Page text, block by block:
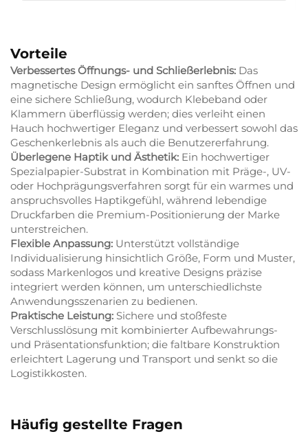
Vorteile
Verbessertes Öffnungs- und Schließerlebnis: Das
magnetische Design ermöglicht ein sanftes Öffnen und
eine sichere Schließung, wodurch Klebeband oder
Klammern überflüssig werden; dies verleiht einen
Hauch hochwertiger Eleganz und verbessert sowohl das
Geschenkerlebnis als auch die Benutzererfahrung.
Überlegene Haptik und Ästhetik: Ein hochwertiger
Spezialpapier-Substrat in Kombination mit Präge-, UV-
oder Hochprägungsverfahren sorgt für ein warmes und
anspruchsvolles Haptikgefühl, während lebendige
Druckfarben die Premium-Positionierung der Marke
unterstreichen.
Flexible Anpassung: Unterstützt vollständige
Individualisierung hinsichtlich Größe, Form und Muster,
sodass Markenlogos und kreative Designs präzise
integriert werden können, um unterschiedlichste
Anwendungsszenarien zu bedienen.
Praktische Leistung: Sichere und stoßfeste
Verschlusslösung mit kombinierter Aufbewahrungs-
und Präsentationsfunktion; die faltbare Konstruktion
erleichtert Lagerung und Transport und senkt so die
Logistikkosten.
Häufig gestellte Fragen